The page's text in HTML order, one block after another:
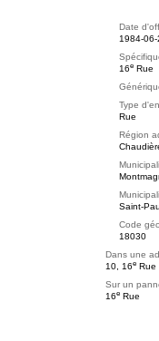
Date
1984-06-
16e Rue
Type
Rue
Région
Saint-
Code
18030
Dans une
10, 16e Rue
Sur un
16e Rue